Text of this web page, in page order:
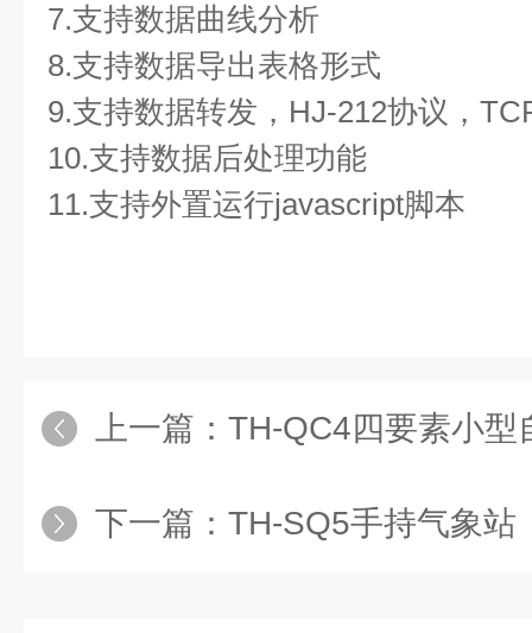
7.支持数据曲线分析
8.支持数据导出表格形式
9.支持数据转发，HJ-212协议，
10.支持数据后处理功能
11.支持外置运行javascript脚本
上一篇： TH-QC4四要素小型
下一篇： TH-SQ5手持气象站